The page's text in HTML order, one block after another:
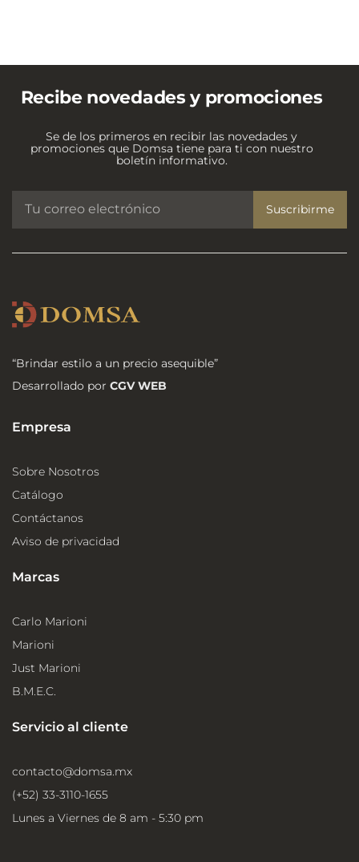
Recibe novedades y promociones
Se de los primeros en recibir las novedades y
promociones que Domsa tiene para ti con nuestro
boletín informativo.
Suscribirme
“Brindar estilo a un precio asequible”
Desarrollado por CGV WEB
Empresa
Sobre Nosotros
Catálogo
Contáctanos
Aviso de privacidad
Marcas
Carlo Marioni
Marioni
Just Marioni
B.M.E.C.
Servicio al cliente
contacto@domsa.mx
(+52) 33-3110-1655
Lunes a Viernes de 8 am - 5:30 pm